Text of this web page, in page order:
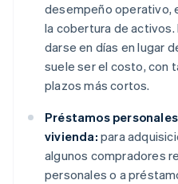
desempeño operativo,
la cobertura de
darse en días en lugar
suele ser el costo, con
plazos más cortos.
Préstamos
vivienda: para
algunos compradores
personales o a